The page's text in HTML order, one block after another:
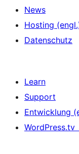
News
Hosting
Datenschutz
Learn
Support
Entwicklung
WordPress.tv